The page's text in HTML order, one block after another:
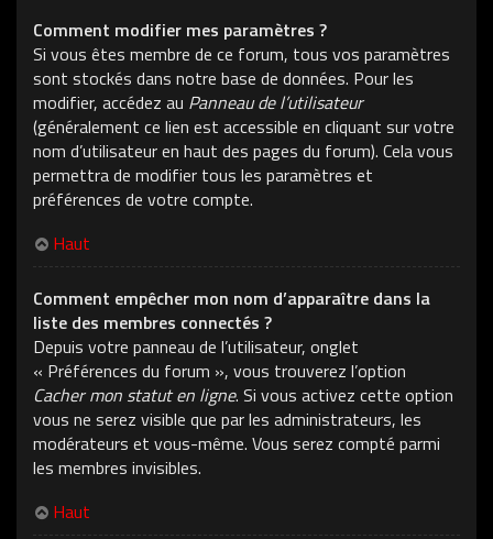
Comment modifier mes paramètres ?
Si vous êtes membre de ce forum, tous vos paramètres
sont stockés dans notre base de données. Pour les
modifier, accédez au Panneau de l’utilisateur
(généralement ce lien est accessible en cliquant sur votre
nom d’utilisateur en haut des pages du forum). Cela vous
permettra de modifier tous les paramètres et
préférences de votre compte.
Haut
Comment empêcher mon nom d’apparaître dans la
liste des membres connectés ?
Depuis votre panneau de l’utilisateur, onglet
« Préférences du forum », vous trouverez l’option
Cacher mon statut en ligne. Si vous activez cette option
vous ne serez visible que par les administrateurs, les
modérateurs et vous-même. Vous serez compté parmi
les membres invisibles.
Haut